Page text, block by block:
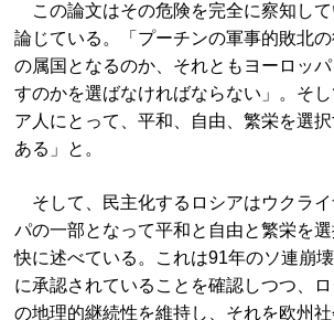
この論文はその危険を完全に察知して
論じている。「プーチンの軍事的敗北
の属国となるのか、それともヨーロッ
すのかを選ばなければならない」。そ
ア人にとって、平和、自由、繁栄を選
ある」と。
そして、民主化するロシアはウクライ
パの一部となって平和と自由と繁栄を
快に述べている。これは91年のソ連崩
に承認されていることを確認しつつ、
の地理的継続性を維持し、それを欧州